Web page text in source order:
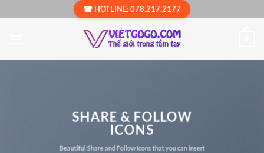
qua
☎ HOTLINE: 078.217.2177
SHARE & FOLLOW
ICONS
Beautiful Share and Follow Icons that you can insert